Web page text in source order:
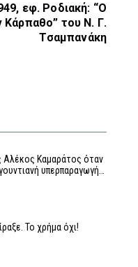
εφ. Ροδιακή: “Ο
Κάρπαθο” του Ν. Γ.
Τσαμπανάκη
Αλέκος Καμαράτος όταν
υπερπαραγωγή…
Το χρήμα όχι!